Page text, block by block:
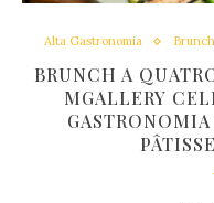
Alta Gastronomia Brunch
BRUNCH A
MGALLERY